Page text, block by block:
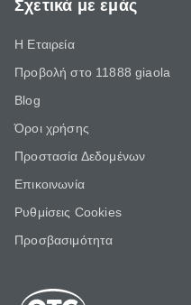
Σχετικά με εμάς
Η Εταιρεία
Προβολή στο 11888 giaola
Blog
Όροι χρήσης
Προστασία Δεδομένων
Επικοινωνία
Ρυθμίσεις Cookies
Προσβασιμότητα